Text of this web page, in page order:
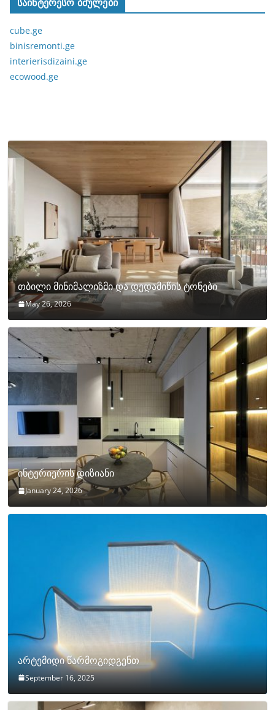
cube.ge
binisremonti.ge
interierisdizaini.ge
ecowood.ge
თბილი მინიმალიზმი და დედამიწის ტონები
May 26, 2026
ინტერიერის დიზიანი
January 24, 2026
არტემიდი წარმოგიდგენთ
September 16, 2025